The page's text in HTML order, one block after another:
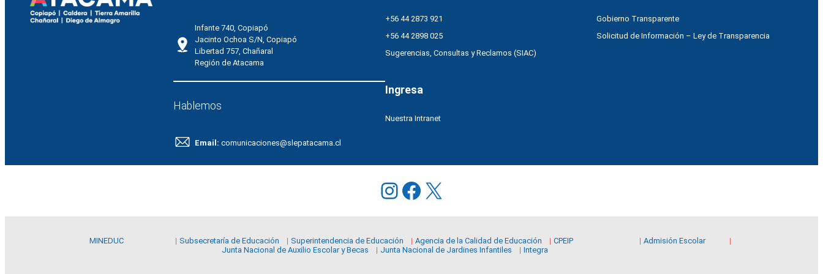
Infante 740, Copiapó
Jacinto Ochoa S/N, Copiapó
Libertad 757, Chañaral
Región de Atacama
Hablemos
Email: comunicaciones@slepatacama.cl
+56 44 2873 921
+56 44 2898 025
Sugerencias, Consultas y Reclamos (SIAC)
Ingresa
Nuestra Intranet
Gobierno Transparente
Solicitud de Información – Ley de Transparencia
Instagram
Facebook
X
MINEDUC Subsecretaría de Educación Superintendencia de Educación Agencia de la Calidad de Educación CPEIP
Admisión Escolar
Junta Nacional de Auxilio Escolar y Becas
Junta Nacional de Jardines Infantiles Integra